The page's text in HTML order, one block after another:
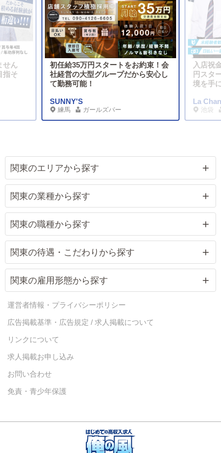
せん
指そ
初任給35万円スタートをお約束！会
社経営の大型グループだから安心し
て勤務可能！
SUNNY'S
練馬 ガールズバー
入店祝
円スタ
境を手
La
池袋
関東のエリアから探す
関東の業種から探す
関東の職種から探す
関東の待遇・こだわりから探す
関東の雇用形態から探す
運営者情報・プライバシーポリシー
広告掲載基準・広告規定 / 求人掲載について
リンクについて
求人掲載お申し込み
お問い合わせ
免責・青少年保護